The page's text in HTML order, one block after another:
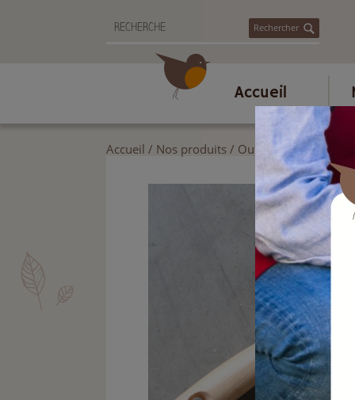
Rechercher
Accueil
Accueil / Nos produits / Outils de jardin/